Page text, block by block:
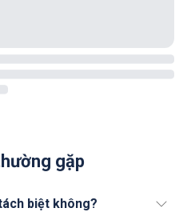
gặp
biệt không?